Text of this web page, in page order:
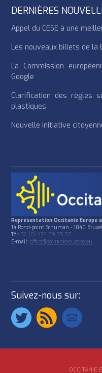
DERNIÈRES
Appel du CESE à une
Les nouveaux billets de la
La Commission
Google
Clarification des règles
plastiques
Nouvelle initiative
Représentation Occitanie Europe
14 Rond-point Schuman - 1040
Tél:32 (0) 476 89 35 57
E-mail:office@occitanie-europe.eu
Suivez-nous sur:
OCCITANIE